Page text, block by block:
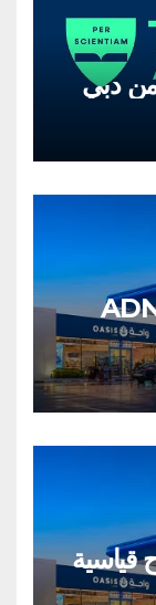
من دبي
قياسية